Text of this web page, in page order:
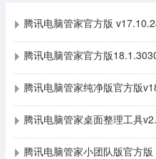
腾讯电脑管家官方版
腾讯电脑管家官方版
腾讯电脑管家纯净版官方版
腾讯电脑管家桌面整理工具
腾讯电脑管家小团队版官方版